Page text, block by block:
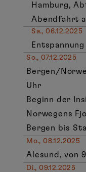
Hamburg,
Abendfahrt
Sa., 06.12.2025
So., 07.12.2025
Bergen/
Uhr
Beginn der
Norwegens
Bergen bis
Mo., 08.12.2025
Alesund, von
Di., 09.12.2025